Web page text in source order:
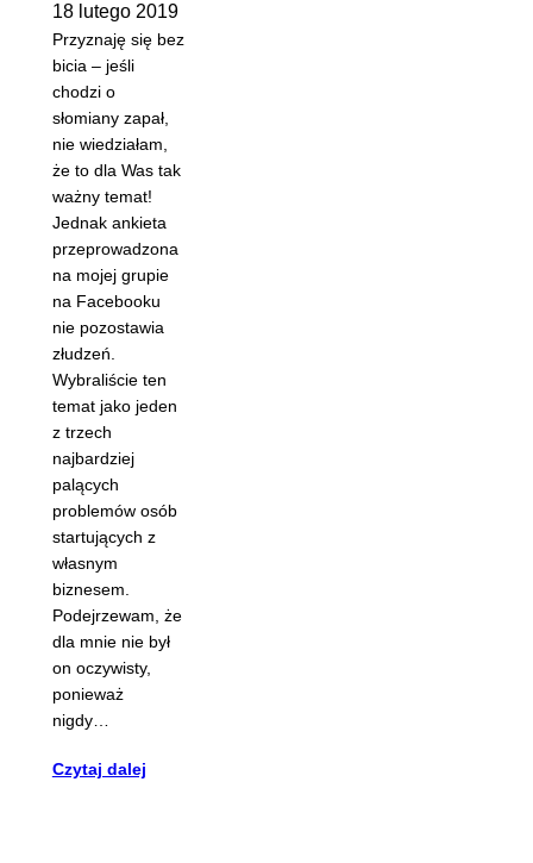
18 lutego 2019
Przyznaję się bez
bicia – jeśli
chodzi o
słomiany zapał,
nie wiedziałam,
że to dla Was tak
ważny temat!
Jednak ankieta
przeprowadzona
na mojej grupie
na Facebooku
nie pozostawia
złudzeń.
Wybraliście ten
temat jako jeden
z trzech
najbardziej
palących
problemów osób
startujących z
własnym
biznesem.
Podejrzewam, że
dla mnie nie był
on oczywisty,
ponieważ
nigdy…
Czytaj dalej